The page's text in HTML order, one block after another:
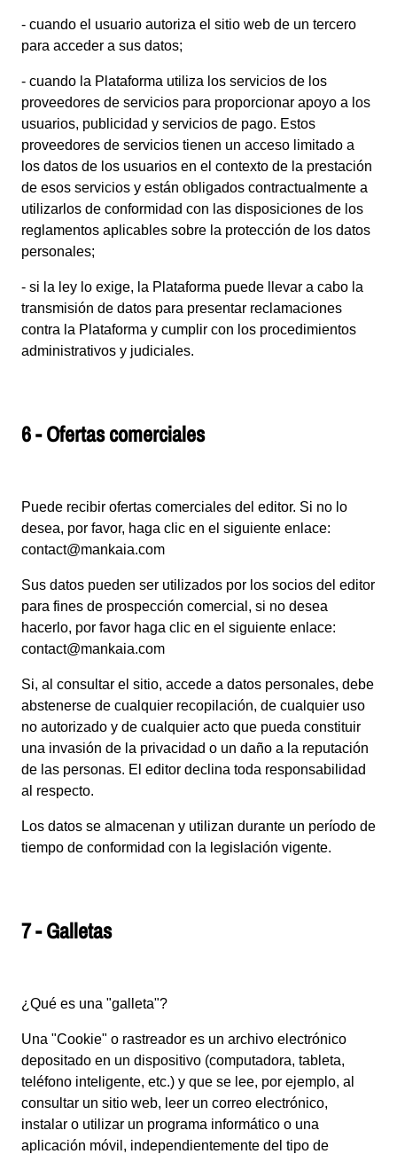
- cuando el usuario autoriza el sitio web de un tercero
para acceder a sus datos;
- cuando la Plataforma utiliza los servicios de los
proveedores de servicios para proporcionar apoyo a los
usuarios, publicidad y servicios de pago. Estos
proveedores de servicios tienen un acceso limitado a
los datos de los usuarios en el contexto de la prestación
de esos servicios y están obligados contractualmente a
utilizarlos de conformidad con las disposiciones de los
reglamentos aplicables sobre la protección de los datos
personales;
- si la ley lo exige, la Plataforma puede llevar a cabo la
transmisión de datos para presentar reclamaciones
contra la Plataforma y cumplir con los procedimientos
administrativos y judiciales.
6 - Ofertas comerciales
Puede recibir ofertas comerciales del editor. Si no lo
desea, por favor, haga clic en el siguiente enlace:
contact@mankaia.com
Sus datos pueden ser utilizados por los socios del editor
para fines de prospección comercial, si no desea
hacerlo, por favor haga clic en el siguiente enlace:
contact@mankaia.com
Si, al consultar el sitio, accede a datos personales, debe
abstenerse de cualquier recopilación, de cualquier uso
no autorizado y de cualquier acto que pueda constituir
una invasión de la privacidad o un daño a la reputación
de las personas. El editor declina toda responsabilidad
al respecto.
Los datos se almacenan y utilizan durante un período de
tiempo de conformidad con la legislación vigente.
7 - Galletas
¿Qué es una "galleta"?
Una "Cookie" o rastreador es un archivo electrónico
depositado en un dispositivo (computadora, tableta,
teléfono inteligente, etc.) y que se lee, por ejemplo, al
consultar un sitio web, leer un correo electrónico,
instalar o utilizar un programa informático o una
aplicación móvil, independientemente del tipo de